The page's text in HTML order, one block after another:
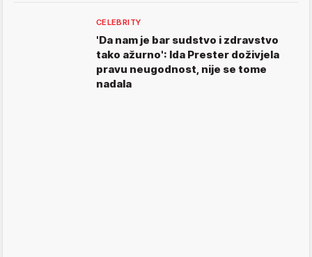
CELEBRITY
'Da nam je bar sudstvo i zdravstvo
tako ažurno': Ida Prester doživjela
pravu neugodnost, nije se tome
nadala